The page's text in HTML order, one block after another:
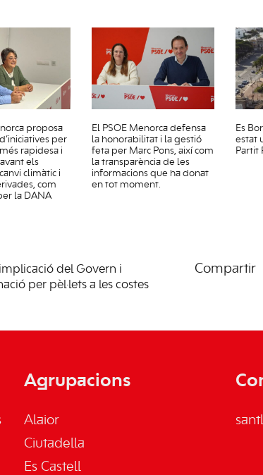
proposa
per
rapidesa i
els
climàtic i
com
la DANA
El PSOE Menorca defensa
la honorabilitat i la gestió
feta per Marc Pons, així com
la transparència de les
informacions que ha donat
en tot moment.
Es
estat
Partit
del Govern i
per pèl·lets a les costes
Compartir
Agrupacions
Alaior
Ciutadella
Es Castell